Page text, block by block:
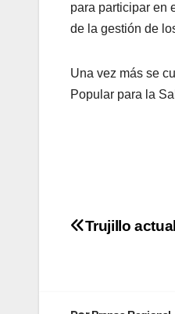
para participar en
de la gestión de
Una vez más se
Popular para la
Trujillo